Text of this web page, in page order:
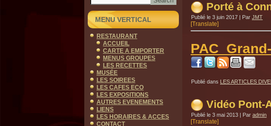
MENU VERTICAL
RESTAURANT
ACCUEIL
CARTE A EMPORTER
MENUS GROUPES
LES RECETTES
MUSÉE
LES SOIREES
LES CAFES ECO
LES EXPOSITIONS
AUTRES EVENEMENTS
LIENS
LES HORAIRES & ACCES
CONTACT
Porté à
Publié le 3 juin 2017 | Par JMT
[Translate]
Publié dans LES ARTICLES
Vidéo Pont-
Publié le 3 mai 2013 Par admin
[Translate]